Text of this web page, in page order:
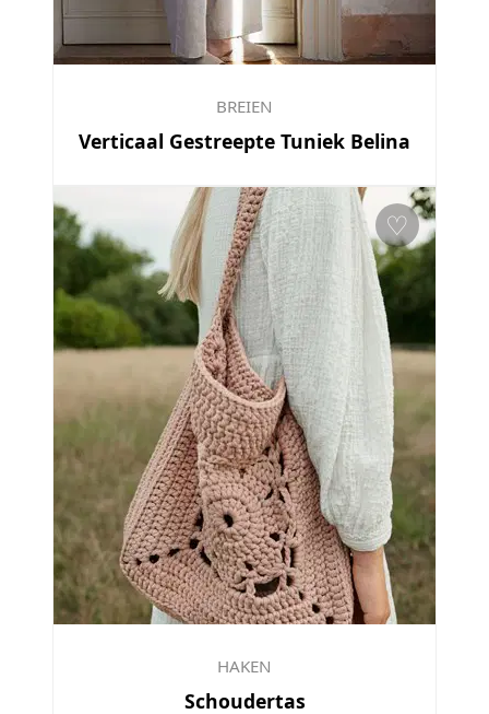
BREIEN
Verticaal Gestreepte Tuniek Belina
HAKEN
Schoudertas
♡